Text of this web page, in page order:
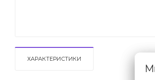
ХАРАКТЕРИСТИКИ